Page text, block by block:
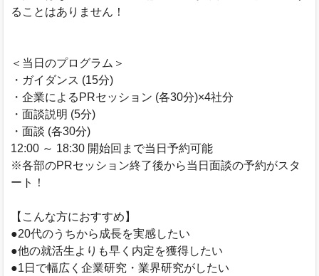
ることはありません！
＜当日のプログラム＞
・ガイダンス (15分)
・企業によるPRセッション (各30分)×4社分
・面談説明 (5分)
・面談 (各30分)
12:00 ～ 18:30 開始回まで当日予約可能
※各部のPRセッション終了後から当日面談の予約がスタ
ート！
【こんな方におすすめ】
●20代のうちから成長を実感したい
●他の就活生よりも早く内定を獲得したい
●1日で幅広く企業研究・業界研究がしたい